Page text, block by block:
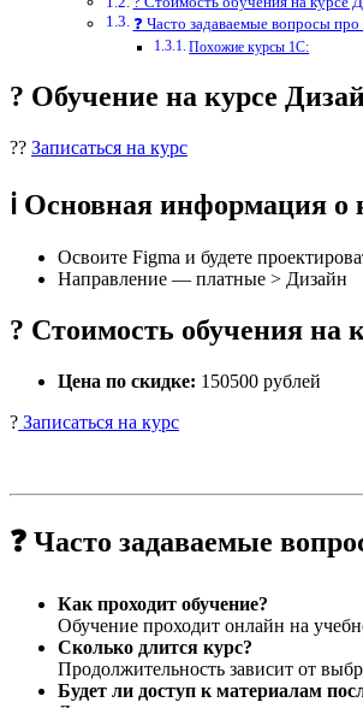
❓ Часто задаваемые вопросы
Похожие курсы 1С:
? Обучение на курсе
?? Записаться на курс
ℹ️ Основная информация о
Освоите Figma и будете
Направление — платные > Дизайн
? Стоимость обучения на
Цена по скидке: 150500 рублей
? Записаться на курс
❓ Часто задаваемые
Как проходит обучение?
Обучение проходит онлайн на
Сколько длится курс?
Продолжительность зависит от
Будет ли доступ к материалам